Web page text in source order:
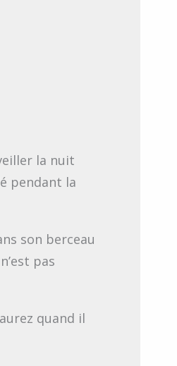
la nuit
pendant la
son berceau
pas
quand il